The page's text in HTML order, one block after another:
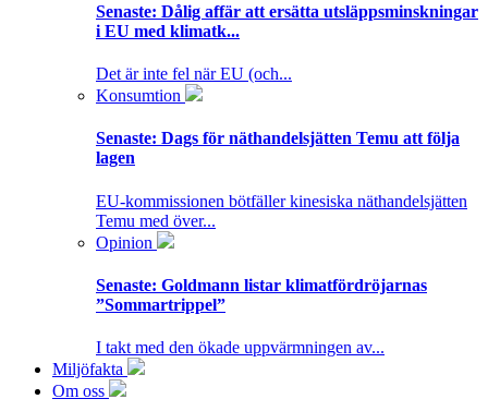
Senaste: Dålig affär att ersätta utsläppsminskningar
i EU med klimatk...
Det är inte fel när EU (och...
Konsumtion
Senaste: Dags för näthandelsjätten Temu att följa
lagen
EU-kommissionen bötfäller kinesiska näthandelsjätten
Temu med över...
Opinion
Senaste: Goldmann listar klimatfördröjarnas
”Sommartrippel”
I takt med den ökade uppvärmningen av...
Miljöfakta
Om oss